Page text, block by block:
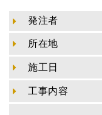
発注者
所在地
施工日
工事内容